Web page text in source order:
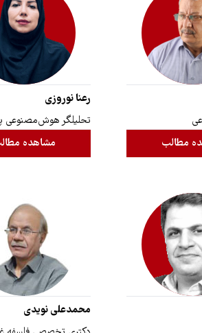
مطالب
رعنا نوروزی
تحلیلگر هوش‌مصنوعی
مشاهده
محمدعلی نویدی